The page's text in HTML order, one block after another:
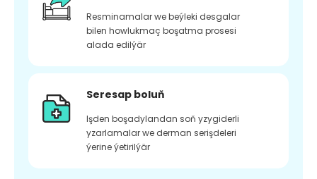
Resminamalar we beýleki desgalar
bilen howlukmaç boşatma prosesi
alada edilýär
Seresap boluň
Işden boşadylandan soň yzygiderli
yzarlamalar we derman serişdeleri
ýerine ýetirilýär